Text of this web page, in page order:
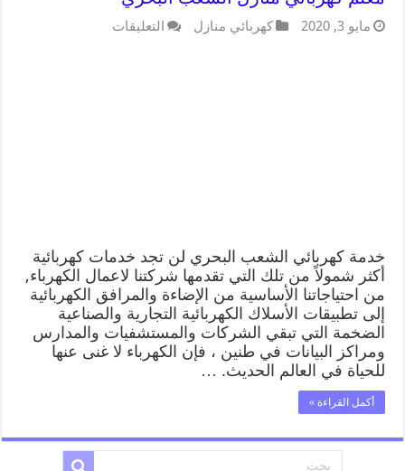
مايو 3, 2020 كهربائي منازل التعليقات
خدمة كهربائي الشعب البحري لن تجد خدمات كهربائية
أكثر شمولاً من تلك التي تقدمها شركتنا لاعمال الكهرباء,
من احتياجاتنا الأساسية من الإضاءة والمرافق الكهربائية
إلى تطبيقات الأسلاك الكهربائية التجارية والصناعية
الضخمة التي تبقي الشركات والمستشفيات والمدارس
ومراكز البيانات في طنين ، فإن الكهرباء لا غنى عنها
للحياة في العالم الحديث. …
أكمل القراءة »